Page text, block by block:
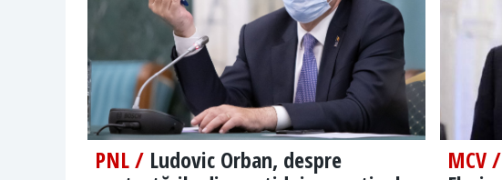
PNL / Ludovic Orban, despre
MCV /